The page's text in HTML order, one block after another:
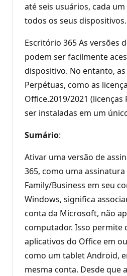
até seis usuários, cada
todos os seus dispositivos.
Escritório 365 As versões
podem ser facilmente
dispositivo. No entanto, as
Perpétuas, como as
Office.2019/2021
ser instaladas em um
Sumário:
Ativar uma versão de
365, como uma
Family/Business em seu
Windows, significa
conta da Microsoft, não
computador. Isso permite
aplicativos do Office em
como um tablet Android,
mesma conta. Desde que